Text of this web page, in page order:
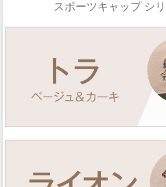
スポーツキャップ シ